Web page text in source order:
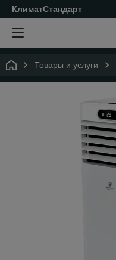
КлиматСтандарт
Товары и услуги